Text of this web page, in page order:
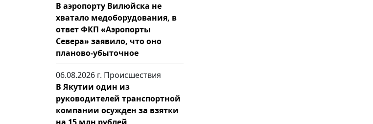
В аэропорту Вилюйска не
хватало медоборудования, в
ответ ФКП «Аэропорты
Севера» заявило, что оно
планово-убыточное
06.08.2026 г. Происшествия
В Якутии один из
руководителей транспортной
компании осужден за взятки